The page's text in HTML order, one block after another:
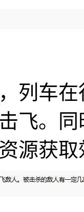
列车
飞。
源获取